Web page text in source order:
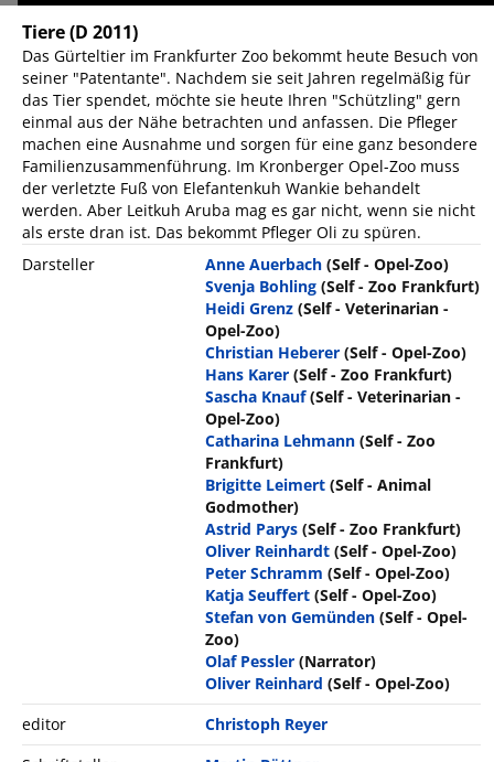
Tiere(D 2011)
Das Gürteltier im Frankfurter Zoo bekommt heute Besuch von
seiner "Patentante". Nachdem sie seit Jahren regelmäßig für
das Tier spendet, möchte sie heute Ihren "Schützling" gern
einmal aus der Nähe betrachten und anfassen. Die Pfleger
machen eine Ausnahme und sorgen für eine ganz besondere
Familienzusammenführung. Im Kronberger Opel-Zoo muss
der verletzte Fuß von Elefantenkuh Wankie behandelt
werden. Aber Leitkuh Aruba mag es gar nicht, wenn sie nicht
als erste dran ist. Das bekommt Pfleger Oli zu spüren.
Darsteller
Anne Auerbach (Self - Opel-Zoo)
Svenja Bohling (Self - Zoo Frankfurt)
Heidi Grenz (Self - Veterinarian -
Opel-Zoo)
Christian Heberer (Self - Opel-Zoo)
Hans Karer (Self - Zoo Frankfurt)
Sascha Knauf (Self - Veterinarian -
Opel-Zoo)
Catharina Lehmann (Self - Zoo
Frankfurt)
Brigitte Leimert (Self - Animal
Godmother)
Astrid Parys (Self - Zoo Frankfurt)
Oliver Reinhardt (Self - Opel-Zoo)
Peter Schramm (Self - Opel-Zoo)
Katja Seuffert (Self - Opel-Zoo)
Stefan von Gemünden (Self - Opel-
Zoo)
Olaf Pessler (Narrator)
Oliver Reinhard (Self - Opel-Zoo)
editor
Christoph Reyer